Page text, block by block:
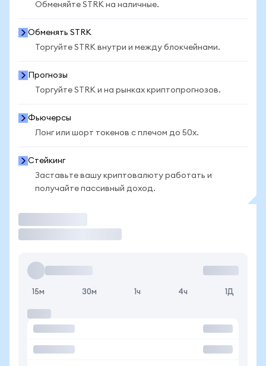
Обменяйте STRK на наличные.
Обменять STRK
Торгуйте STRK внутри и между блокчейнами.
Прогнозы
Торгуйте STRK и на рынках криптопрогнозов.
Фьючерсы
Лонг или шорт токенов с плечом до 50x.
Стейкинг
Заставьте вашу криптовалюту работать и
получайте пассивный доход.
15м 30м 1ч 4ч 1Д